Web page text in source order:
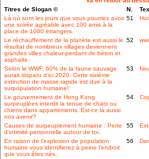
Titres de Slogan ©
N.
Là où sont les jours que vous pourriez avoir
une soirée agréable avec 100 amis à la
place de 1000 étrangers.
51
Le réchauffement de la planète est aussi le
résultat de nombreux villages deviennent
grandes villes chaleur-perdant de béton et
asphalte.
52
Selon le WWF, 60% de la faune sauvage
aurait disparu d'ici 2020. Cette sixième
extinction de masse rapide est due à la
surpopulation humaine!
53
Le gouvernement de Hong Kong
surpeuplées interdit la tenue de chats ou
chiens dans appartements. Est-ce là aussi
nos avenir?
54
Causes de surpeuplement humaine : Perte
d'intimité personnelle autour de toi.
55
En raison de l'explosion de population
humaine vous identifierez à peine l'endroit
que vous êtes nés..
56